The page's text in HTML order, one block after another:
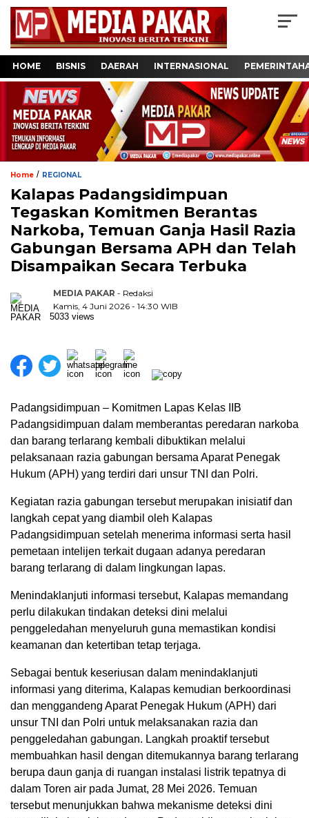
HOME BISNIS DAERAH INTERNASIONAL
Home / REGIONAL
Kalapas Padangsidimpuan
Tegaskan Komitmen Berantas
Narkoba, Temuan Ganja Hasil Razia
Gabungan Bersama APH dan Telah
Disampaikan Secara Terbuka
MEDIA PAKAR - Redaksi
Kamis, 4 Juni 2026 - 14:30 WIB
5033 views
Padangsidimpuan – Komitmen Lapas Kelas IIB
Padangsidimpuan dalam memberantas peredaran narkoba
dan barang terlarang kembali dibuktikan melalui
pelaksanaan razia gabungan bersama Aparat Penegak
Hukum (APH) yang terdiri dari unsur TNI dan Polri.
Kegiatan razia gabungan tersebut merupakan inisiatif dan
langkah cepat yang diambil oleh Kalapas
Padangsidimpuan setelah menerima informasi serta hasil
pemetaan intelijen terkait dugaan adanya peredaran
barang terlarang di dalam lingkungan lapas.
Menindaklanjuti informasi tersebut, Kalapas memandang
perlu dilakukan tindakan deteksi dini melalui
penggeledahan menyeluruh guna memastikan kondisi
keamanan dan ketertiban tetap terjaga.
Sebagai bentuk keseriusan dalam menindaklanjuti
informasi yang diterima, Kalapas kemudian berkoordinasi
dan menggandeng Aparat Penegak Hukum (APH) dari
unsur TNI dan Polri untuk melaksanakan razia dan
penggeledahan gabungan. Langkah proaktif tersebut
membuahkan hasil dengan ditemukannya barang terlarang
berupa daun ganja di ruangan instalasi listrik tepatnya di
dalam Toren air pada Jumat, 28 Mei 2026. Temuan
tersebut menunjukkan bahwa mekanisme deteksi dini